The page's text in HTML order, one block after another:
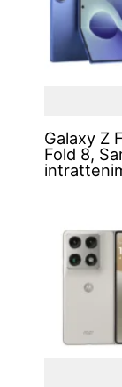
Galaxy Z
Fold 8,